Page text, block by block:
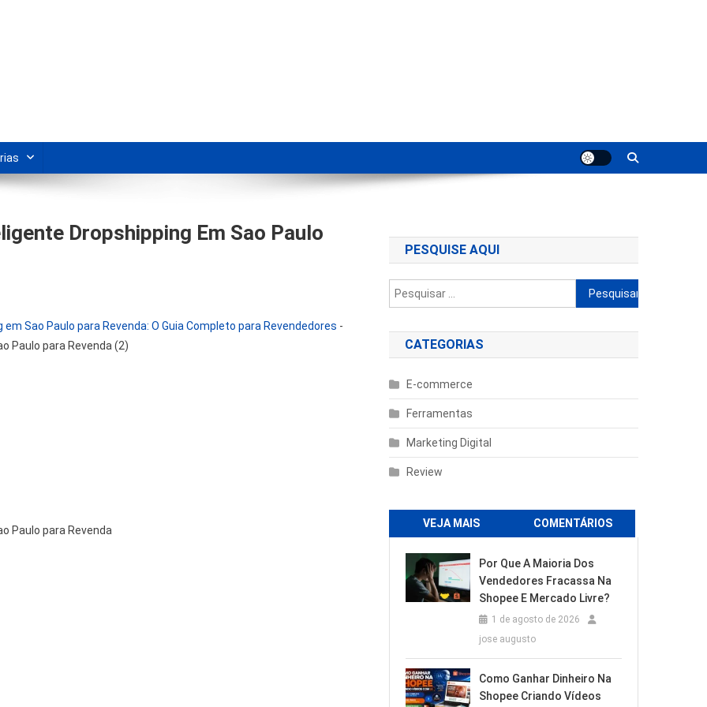
Dropshipping Em Sao Paulo
Sao Paulo para Revenda: O Guia Completo para Revendedores -
Paulo para Revenda (2)
Paulo para Revenda
PESQUISE AQUI
Pesquisar
por:
CATEGORIAS
E-commerce
Ferramentas
Marketing Digital
Review
VEJA MAIS COMENTÁRIOS
Por Que A Maioria Dos
Vendedores Fracassa Na
Shopee E Mercado Livre?
1 de agosto de 2026
jose augusto
Como Ganhar Dinheiro Na
Shopee Criando Vídeos